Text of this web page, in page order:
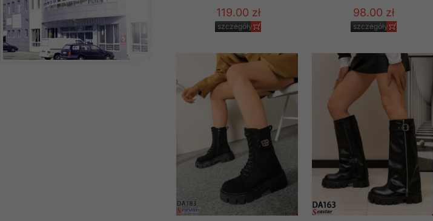
119.00 zł
szczegóły
98.00 zł
szczegóły